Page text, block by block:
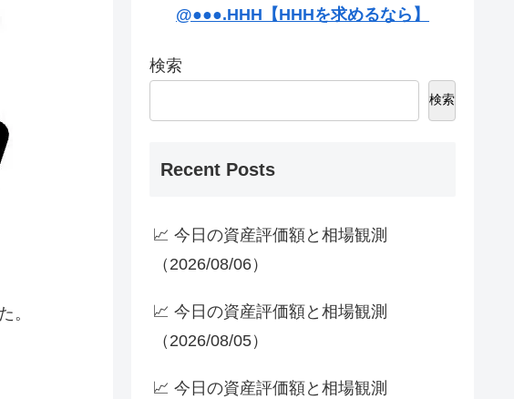
。
@●●●.HHH【HHHを求めるなら】
検索
検索
Recent Posts
📈 今日の資産評価額と相場観測
（2026/08/06）
📈 今日の資産評価額と相場観測
（2026/08/05）
📈 今日の資産評価額と相場観測